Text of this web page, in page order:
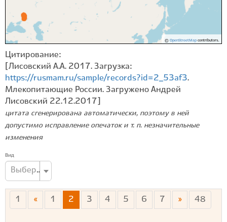
© OpenStreetMapcontributors.
Цитирование:
[Лисовский А.А. 2017. Загрузка:
https://rusmam.ru/sample/records?id=2_53af3.
Млекопитающие России. Загружено Андрей
Лисовский 22.12.2017]
цитата сгенерирована автоматически, поэтому в ней
допустимо исправление опечаток и т. п. незначительные
изменения
Вид
Выберите вид...
1 « 1 2 3 4 5 6 7 » 48